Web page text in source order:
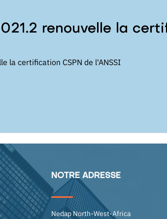
renouvelle la
la certification CSPN de l'ANSSI
NOTRE ADRESSE
Nedap North-West-Africa